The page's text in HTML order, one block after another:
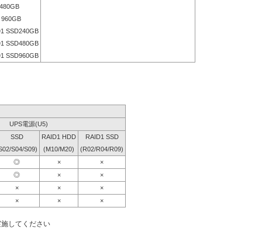
960GB
SSD240GB
SSD480GB
SSD960GB
UPS電源(U5)
SSD RAID1 HDD
RAID1 SSD
S04/S09) (M10/M20)
(R02/R04/R09)
◎ ×
×
◎ ×
×
× ×
×
× × ×
してください